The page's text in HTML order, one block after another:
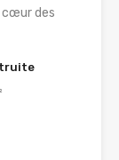
cœur des